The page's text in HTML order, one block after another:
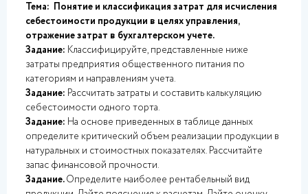
Тема: Понятие и классификация затрат для исчисления
себестоимости продукции в целях управления,
отражение затрат в бухгалтерском учете.
Задание: Классифицируйте, представленные ниже
затраты предприятия общественного питания по
категориям и направлениям учета.
Задание: Рассчитать затраты и составить калькуляцию
себестоимости одного торта.
Задание: На основе приведенных в таблице данных
определите критический объем реализации продукции в
натуральных и стоимостных показателях. Рассчитайте
запас финансовой прочности.
Задание.Определите наиболее рентабельный вид